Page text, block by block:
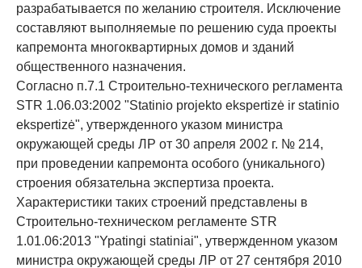
разрабатывается по желанию строителя. Исключение
составляют выполняемые по решению суда проекты
капремонта многоквартирных домов и зданий
общественного назначения.
Согласно п.7.1 Строительно-технического регламента
STR 1.06.03:2002 "Statinio projekto ekspertizė ir statinio
ekspertizė", утвержденного указом министра
окружающей среды ЛР от 30 апреля 2002 г. № 214,
при проведении капремонта особого (уникального)
строения обязательна экспертиза проекта.
Характеристики таких строений представлены в
Строительно-техническом регламенте STR
1.01.06:2013 "Ypatingi statiniai", утвержденном указом
министра окружающей среды ЛР от 27 сентября 2010